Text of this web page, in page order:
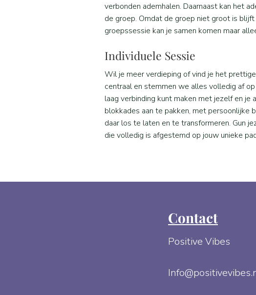
verbonden ademhalen. Daarnaast kan het
de groep. Omdat de groep niet groot is
groepssessie kan je samen komen maar
Individuele Sessie
Wil je meer verdieping of vind je het
centraal en stemmen we alles volledig af
laag verbinding kunt maken met jezelf en je
blokkades aan te pakken, met persoonlijke
daar los te laten en te transformeren. Gun
die volledig is afgestemd op jouw unieke
Contact
Positive Vibes